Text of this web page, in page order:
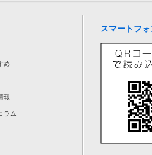
め
報
ラム
スマートフ